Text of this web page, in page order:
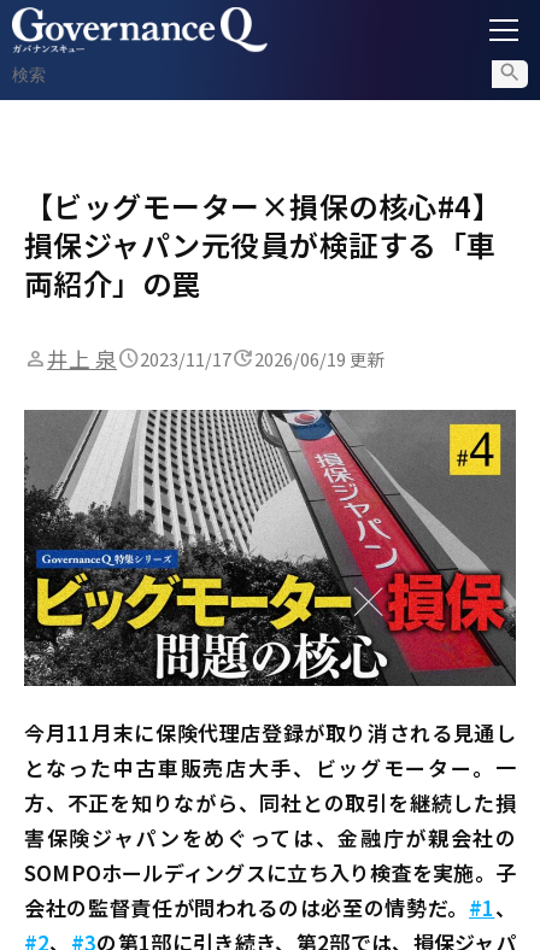
内部通報
コンプライアンス調査
不正対策
セミナー情報
【ビッグモーター×損保の核心#4】
損保ジャパン元役員が検証する「車
両紹介」の罠
井上 泉 2023/11/17 2026/06/19 更新
今月11月末に保険代理店登録が取り消される見通し
となった中古車販売店大手、ビッグモーター。一
方、不正を知りながら、同社との取引を継続した損
害保険ジャパンをめぐっては、金融庁が親会社の
SOMPOホールディングスに立ち入り検査を実施。子
会社の監督責任が問われるのは必至の情勢だ。 #1、
#2、 #3の第1部に引き続き、第2部では、損保ジャパ